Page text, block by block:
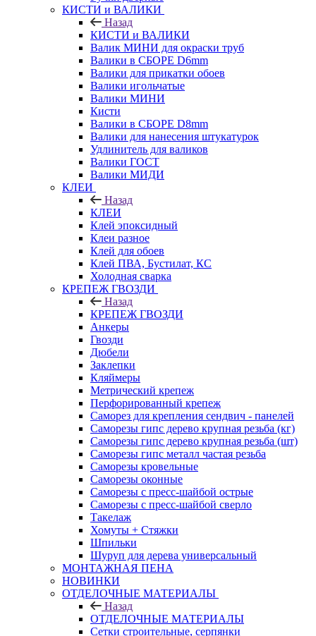
КИСТИ и ВАЛИКИ
Назад
КИСТИ и ВАЛИКИ
Валик МИНИ для окраски труб
Валики в СБОРЕ D6mm
Валики для прикатки обоев
Валики игольчатые
Валики МИНИ
Кисти
Валики в СБОРЕ D8mm
Валики для нанесения штукатурок
Удлинитель для валиков
Валики ГОСТ
Валики МИДИ
КЛЕИ
Назад
КЛЕИ
Клей эпоксидный
Клеи разное
Клей для обоев
Клей ПВА, Бустилат, КС
Холодная сварка
КРЕПЕЖ ГВОЗДИ
Назад
КРЕПЕЖ ГВОЗДИ
Анкеры
Гвозди
Дюбели
Заклепки
Кляймеры
Метрический крепеж
Перфорированный крепеж
Саморез для крепления сендвич - панелей
Саморезы гипс дерево крупная резьба (кг)
Саморезы гипс дерево крупная резьба (шт)
Саморезы гипс металл частая резьба
Саморезы кровельные
Саморезы оконные
Саморезы с пресс-шайбой острые
Саморезы с пресс-шайбой сверло
Такелаж
Хомуты + Стяжки
Шпильки
Шуруп для дерева универсальный
МОНТАЖНАЯ ПЕНА
НОВИНКИ
ОТДЕЛОЧНЫЕ МАТЕРИАЛЫ
Назад
ОТДЕЛОЧНЫЕ МАТЕРИАЛЫ
Сетки строительные, серпянки